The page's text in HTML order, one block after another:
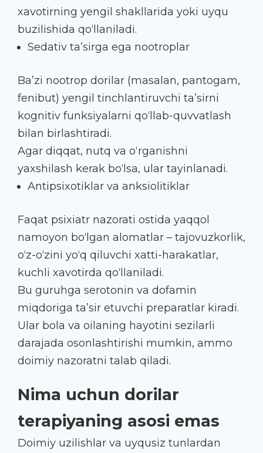
xavotirning yengil shakllarida yoki uyqu
buzilishida qo‘llaniladi.
Sedativ ta’sirga ega nootroplar
Ba’zi nootrop dorilar (masalan, pantogam,
fenibut) yengil tinchlantiruvchi ta’sirni
kognitiv funksiyalarni qo‘llab-quvvatlash
bilan birlashtiradi.
Agar diqqat, nutq va o‘rganishni
yaxshilash kerak bo‘lsa, ular tayinlanadi.
Antipsixotiklar va anksiolitiklar
Faqat psixiatr nazorati ostida yaqqol
namoyon bo‘lgan alomatlar – tajovuzkorlik,
o‘z-o‘zini yo‘q qiluvchi xatti-harakatlar,
kuchli xavotirda qo‘llaniladi.
Bu guruhga serotonin va dofamin
miqdoriga ta’sir etuvchi preparatlar kiradi.
Ular bola va oilaning hayotini sezilarli
darajada osonlashtirishi mumkin, ammo
doimiy nazoratni talab qiladi.
Nima uchun dorilar
terapiyaning asosi emas
Doimiy uzilishlar va uyqusiz tunlardan